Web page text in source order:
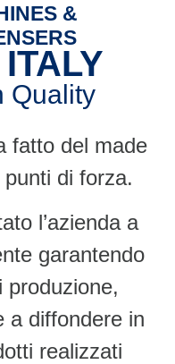
&
Quality
fatto del made
di forza.
l’azienda a
garantendo
produzione,
a diffondere in
realizzati